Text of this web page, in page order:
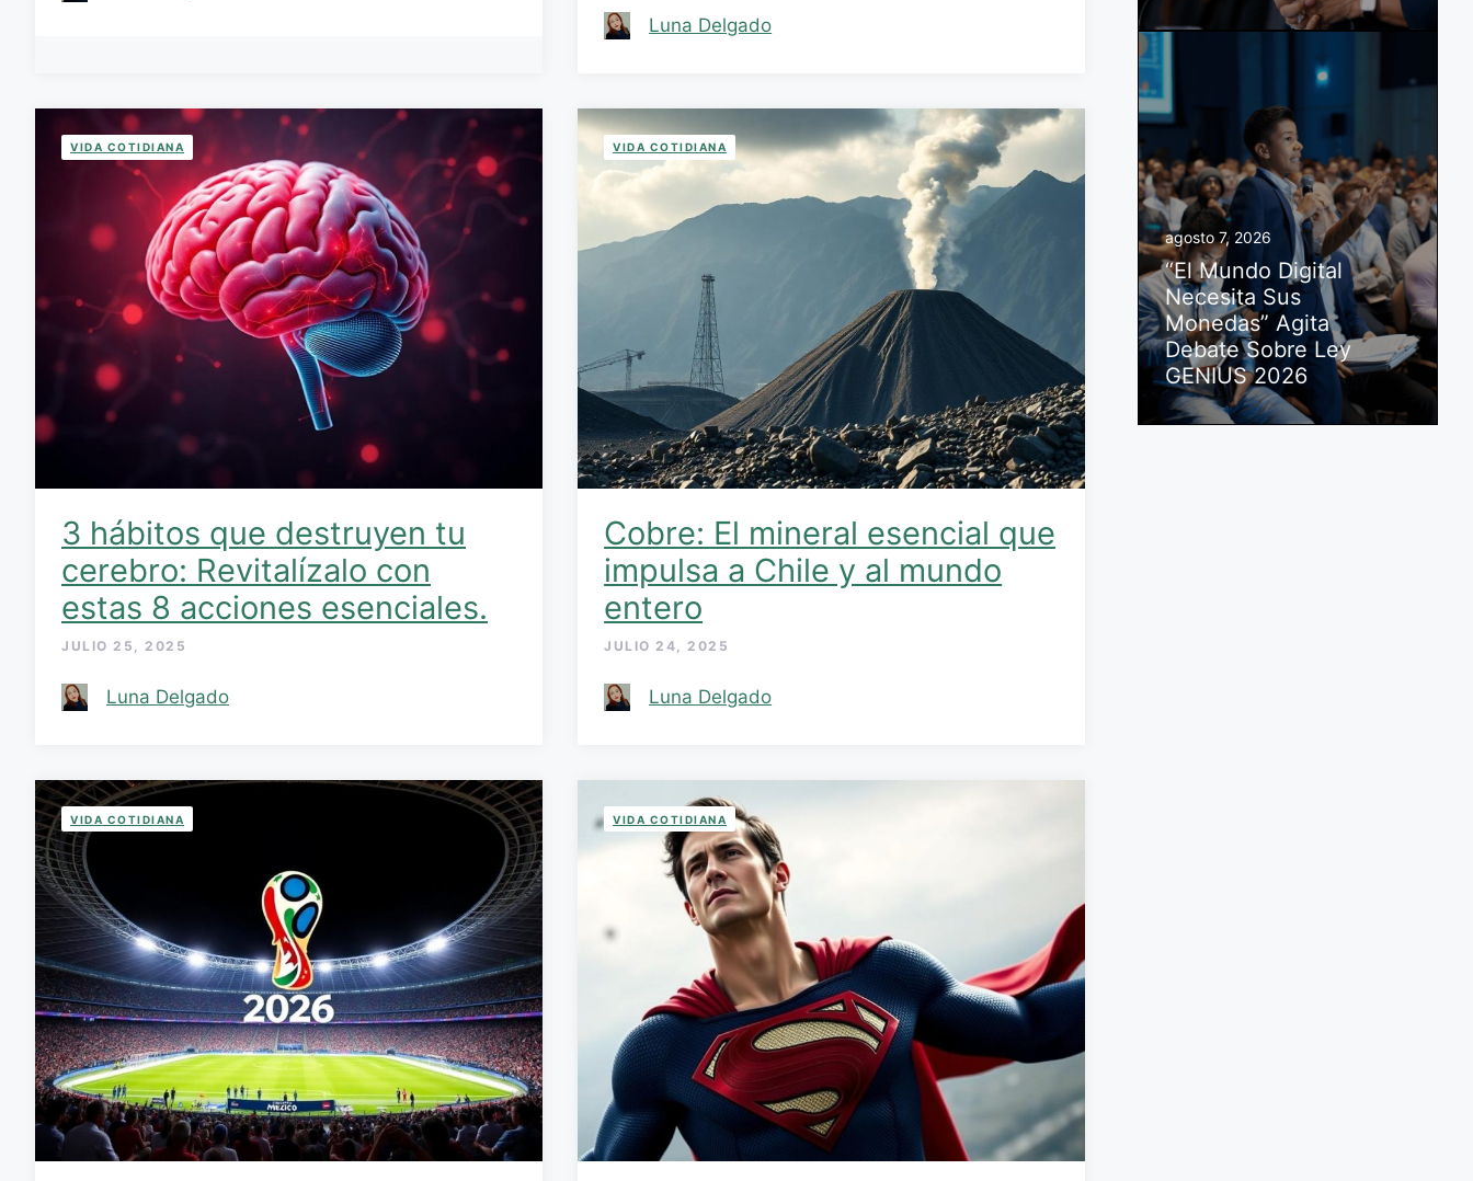
Luna Delgado
VIDA COTIDIANA
3 hábitos que destruyen tu
cerebro: Revitalízalo con
estas 8 acciones esenciales.
JULIO 25, 2025
Luna Delgado
VIDA COTIDIANA
Cobre: El mineral esencial que
impulsa a Chile y al mundo
entero
JULIO 24, 2025
Luna Delgado
VIDA COTIDIANA VIDA COTIDIANA
agosto 7, 2026
“El Mundo Digital
Necesita Sus
Monedas” Agita
Debate Sobre Ley
GENIUS 2026